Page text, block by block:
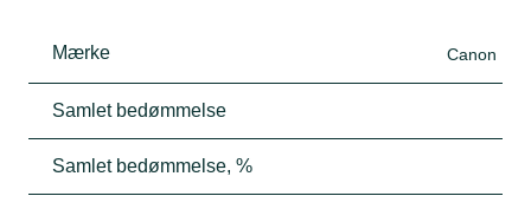
Mærke Canon
Samlet bedømmelse
Samlet bedømmelse, %